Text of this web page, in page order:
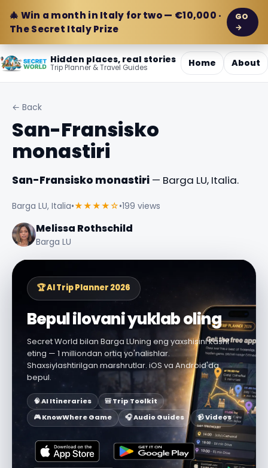
🎄 Win a month in Italy for two — €10,000 ·
The Secret Italy Prize
GO
→
Hidden places, real stories
Trip Planner & Travel Guides Home About
← Back
San-Fransisko
monastiri
San-Fransisko monastiri — Barga LU, Italia.
Barga LU, Italia•★★★★☆•199 views
Melissa Rothschild
Barga LU
🏆 AI Trip Planner 2026
Bepul ilovani yuklab oling
Secret World bilan Barga LUning eng yaxshisini kashf
eting — 1 milliondan ortiq yo'nalishlar.
Shaxsiylashtirilgan marshrutlar. iOS va Android'da
bepul.
🧠 AI Itineraries
🎒 Trip Toolkit
🎮 KnowWhere Game
🎧 Audio Guides 📹 Videos